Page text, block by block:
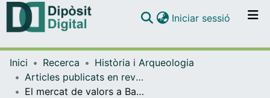
Navega per tot el DD
Com publicar
Iniciar sessió (current)
Inici Recerca
Història i Arqueologia
Articles publicats en revistes (Història i Arqueologia)
El mercat de valors a Barcleona, 1440-1462. La presència de dos fors o preus dels canvis en els protests de lletres de canvi impagades